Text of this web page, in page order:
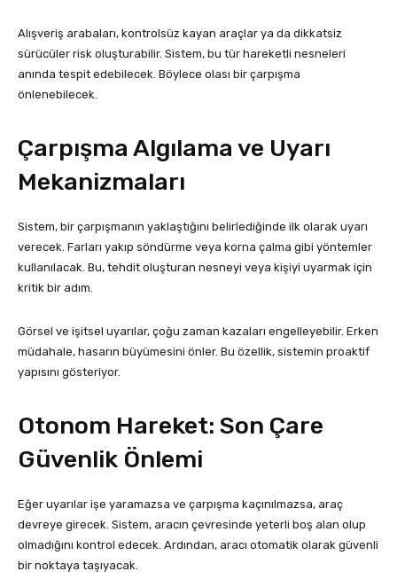
Alışveriş arabaları, kontrolsüz kayan araçlar ya da dikkatsiz
sürücüler risk oluşturabilir. Sistem, bu tür hareketli nesneleri
anında tespit edebilecek. Böylece olası bir çarpışma
önlenebilecek.
Çarpışma Algılama ve Uyarı
Mekanizmaları
Sistem, bir çarpışmanın yaklaştığını belirlediğinde ilk olarak uyarı
verecek. Farları yakıp söndürme veya korna çalma gibi yöntemler
kullanılacak. Bu, tehdit oluşturan nesneyi veya kişiyi uyarmak için
kritik bir adım.
Görsel ve işitsel uyarılar, çoğu zaman kazaları engelleyebilir. Erken
müdahale, hasarın büyümesini önler. Bu özellik, sistemin proaktif
yapısını gösteriyor.
Otonom Hareket: Son Çare
Güvenlik Önlemi
Eğer uyarılar işe yaramazsa ve çarpışma kaçınılmazsa, araç
devreye girecek. Sistem, aracın çevresinde yeterli boş alan olup
olmadığını kontrol edecek. Ardından, aracı otomatik olarak güvenli
bir noktaya taşıyacak.